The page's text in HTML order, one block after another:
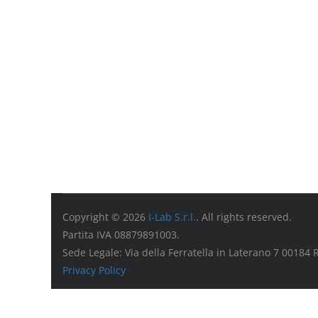
Copyright © 2026 I-Lab S.r.l.. All rights reserved.
Partita IVA 08879891003.
Sede Legale: Via della Ferratella in Laterano 7 00184
Privacy Policy